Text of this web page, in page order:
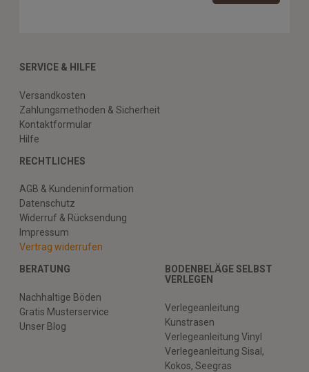
SERVICE & HILFE
Versandkosten
Zahlungsmethoden & Sicherheit
Kontaktformular
Hilfe
RECHTLICHES
AGB & Kundeninformation
Datenschutz
Widerruf & Rücksendung
Impressum
Vertrag widerrufen
BERATUNG
Nachhaltige Böden
Gratis Musterservice
Unser Blog
BODENBELÄGE SELBST
VERLEGEN
Verlegeanleitung
Kunstrasen
Verlegeanleitung Vinyl
Verlegeanleitung Sisal,
Kokos, Seegras